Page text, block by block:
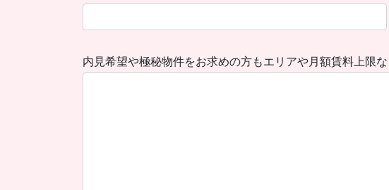
内見希望や極秘物件をお求めの方もエリアや月額賃料上限な